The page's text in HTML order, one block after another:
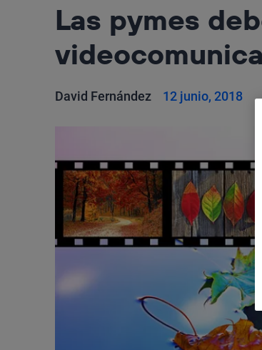
Las pymes
David Fernández 12 junio, 2018